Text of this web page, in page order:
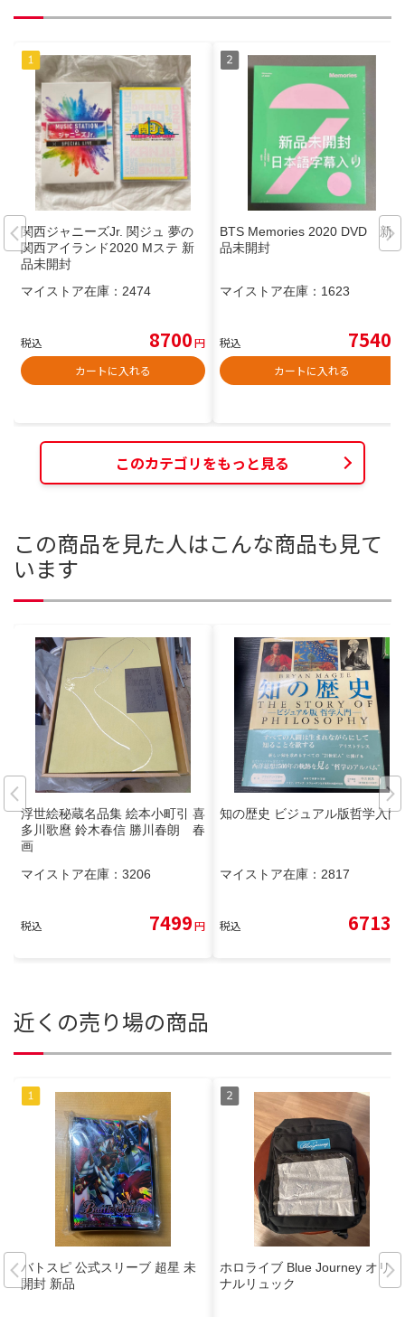
関西ジャニーズJr. 関ジュ 夢の
関西アイランド2020 Mステ 新
品未開封
マイストア在庫： 2474
税込 8700円
カートに入れる
BTS Memories 2020 DVD 新
品未開封
マイストア在庫： 1623
税込 7540
カートに入れる
このカテゴリをもっと見る
この商品を見た人はこんな商品も見て
います
浮世絵秘蔵名品集 絵本小町引 喜
多川歌麿 鈴木春信 勝川春朗 春
画
マイストア在庫： 3206
税込 7499円
知の歴史 ビジュアル版哲学入門
マイストア在庫： 2817
税込 6713
近くの売り場の商品
バトスピ 公式スリーブ 超星 未
開封 新品
ホロライブ Blue Journey オリジ
ナルリュック